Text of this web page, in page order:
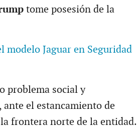
tome posesión de la
modelo Jaguar en Seguridad
problema social y
el estancamiento de
frontera norte de la entidad.